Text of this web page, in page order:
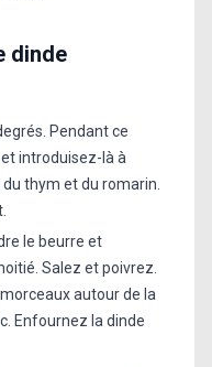
dinde
Pendant ce
introduisez-là à
thym et du romarin.
le beurre et
Salez et poivrez.
autour de la
Enfournez la dinde